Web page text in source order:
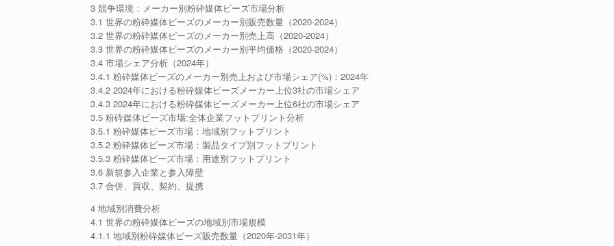
3 競争環境：メーカー別粉砕媒体ビーズ市場分析
3.1 世界の粉砕媒体ビーズのメーカー別販売数量（2020-2024）
3.2 世界の粉砕媒体ビーズのメーカー別売上高（2020-2024）
3.3 世界の粉砕媒体ビーズのメーカー別平均価格（2020-2024）
3.4 市場シェア分析（2024年）
3.4.1 粉砕媒体ビーズのメーカー別売上および市場シェア(%)：2024年
3.4.2 2024年における粉砕媒体ビーズメーカー上位3社の市場シェア
3.4.3 2024年における粉砕媒体ビーズメーカー上位6社の市場シェア
3.5 粉砕媒体ビーズ市場:全体企業フットプリント分析
3.5.1 粉砕媒体ビーズ市場：地域別フットプリント
3.5.2 粉砕媒体ビーズ市場：製品タイプ別フットプリント
3.5.3 粉砕媒体ビーズ市場：用途別フットプリント
3.6 新規参入企業と参入障壁
3.7 合併、買収、契約、提携
4 地域別消費分析
4.1 世界の粉砕媒体ビーズの地域別市場規模
4.1.1 地域別粉砕媒体ビーズ販売数量（2020年-2031年）